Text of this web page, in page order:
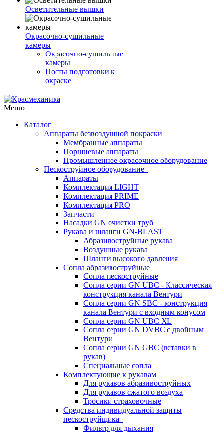
Осветительные вышки
Окрасочно-сушильные
камеры
Окрасочно-сушильные
камеры
Посты подготовки к
окраске
Меню
Каталог
Аппараты безвоздушной покраски
Мембранные аппараты
Поршневые аппараты
Промышленное окрасочное оборудование
Пескоструйное оборудование
Аппараты
Комплектация LIGHT
Комплектация PRIME
Комплектация PRO
Запчасти
Насадки GN очистки труб
Рукава и шланги GN-BLAST
Абразивоструйные рукава
Воздушные рукава
Шланги высокого давления
Сопла абразивоструйные
Сопла пескоструйные
Сопла серии GN UBC - Классическая
конструкция канала Вентури
Сопла серии GN SBC - конструкция
канала Вентури c входным конусом
Сопла серии GN UBC XL
Сопла серии GN DVBC с двойным
Вентури
Сопла серии GN GBC (вставки в
рукав)
Специальные сопла
Комплектующие к рукавам
Для рукавов абразивоструйных
Для рукавов сжатого воздуха
Тросики страховочные
Средства индивидуальной защиты
пескоструйщика
Фильтр для дыхания